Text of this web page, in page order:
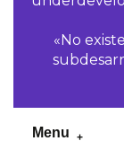
«No
Menu